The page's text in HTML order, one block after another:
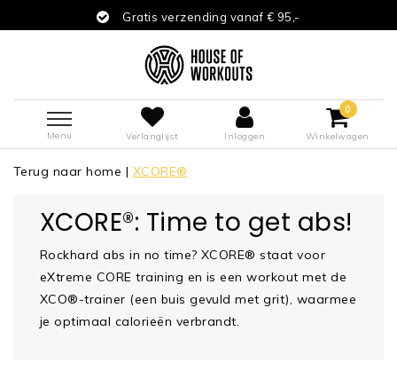
Gratis verzending vanaf € 95,-
Menu Verlanglijst Inloggen
0
Winkelwagen
Terug naar home | XCORE®
XCORE®: Time to get abs!
Rockhard abs in no time? XCORE® staat voor
eXtreme CORE training en is een workout met de
XCO®-trainer (een buis gevuld met grit), waarmee
je optimaal calorieën verbrandt.